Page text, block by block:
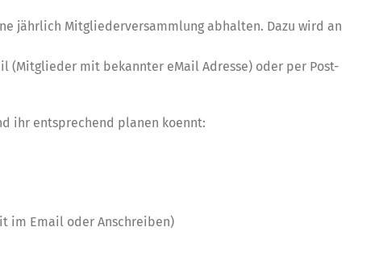
jährlich Mitgliederversammlung abhalten. Dazu wird an
(Mitglieder mit bekannter eMail Adresse) oder per Post-
ihr entsprechend planen koennt:
im Email oder Anschreiben)